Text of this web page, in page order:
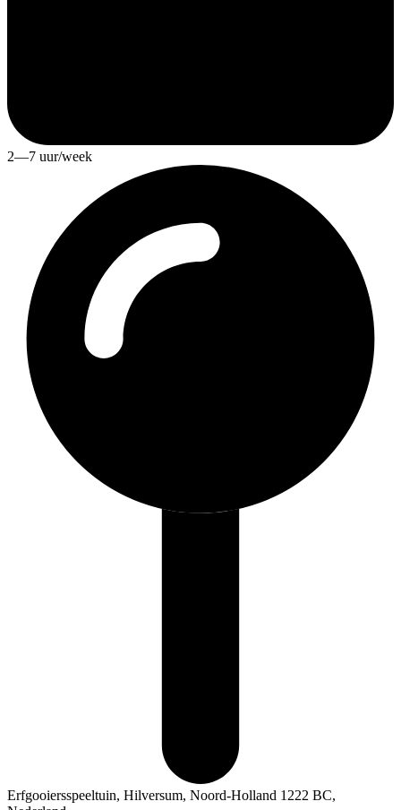
2—7 uur/week
Erfgooiersspeeltuin, Hilversum, Noord-Holland 1222 BC,